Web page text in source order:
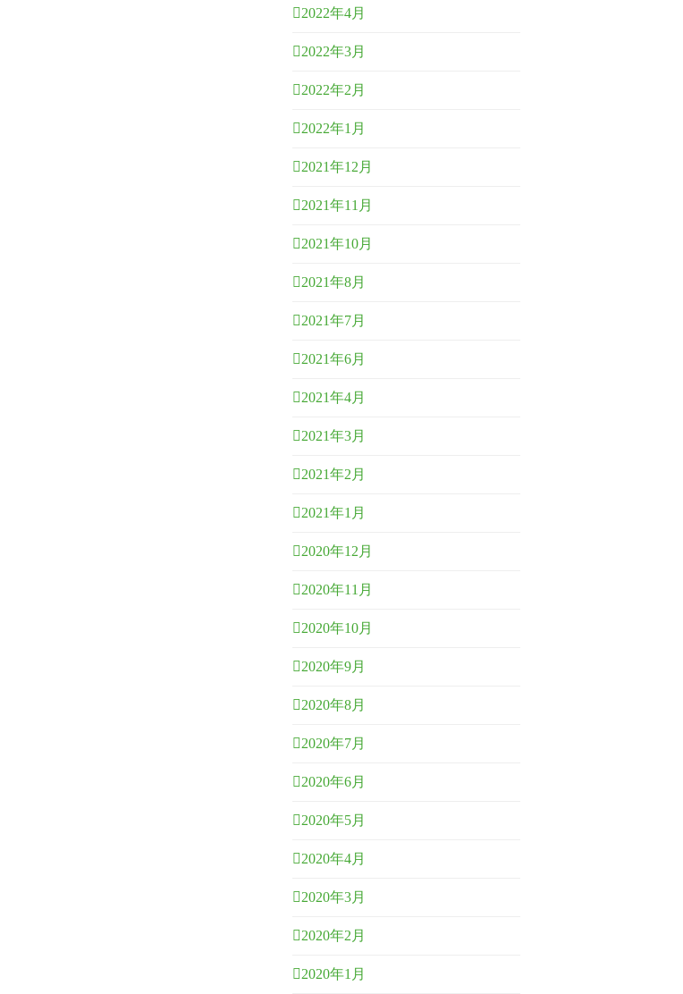
2022年4月
2022年3月
2022年2月
2022年1月
2021年12月
2021年11月
2021年10月
2021年8月
2021年7月
2021年6月
2021年4月
2021年3月
2021年2月
2021年1月
2020年12月
2020年11月
2020年10月
2020年9月
2020年8月
2020年7月
2020年6月
2020年5月
2020年4月
2020年3月
2020年2月
2020年1月